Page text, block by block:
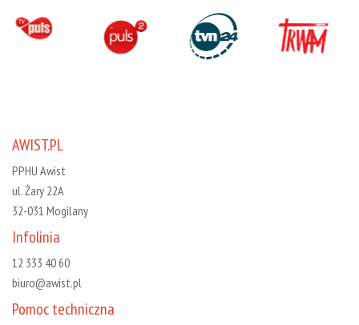
AWIST.PL
PPHU Awist
ul. Żary 22A
32-031 Mogilany
Infolinia
12 333 40 60
biuro@awist.pl
Pomoc techniczna